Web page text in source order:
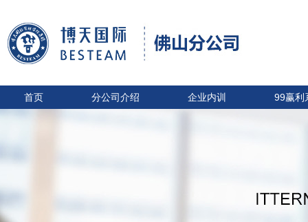
首页 分公司介绍 企业内训 99赢利